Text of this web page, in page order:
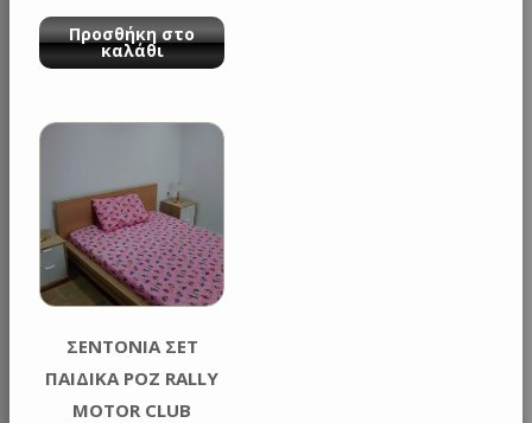
Προσθήκη στο
καλάθι
ΣΕΝΤΟΝΙΑ ΣΕΤ
ΠΑΙΔΙΚΑ ΡΟΖ RALLY
MOTOR CLUB